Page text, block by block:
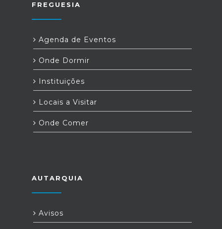
FREGUESIA
Agenda de Eventos
Onde Dormir
Instituições
Locais a Visitar
Onde Comer
AUTARQUIA
Avisos